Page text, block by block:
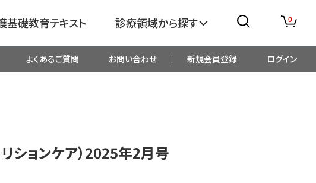
基礎教育テキスト 診療領域から探す
新生児・小児
0
よくあるご質問 お問い合わせ 新規会員登録 ログイン
ョンケア）2025年2月号